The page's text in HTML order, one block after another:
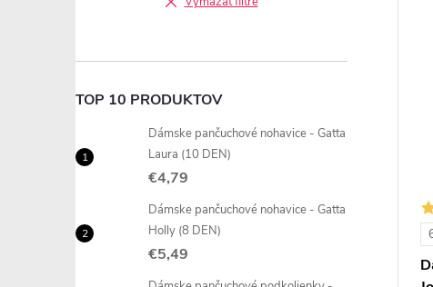
TOP 10 PRODUKTOV
Dámske pančuchové nohavice - Gatta
Laura (10 DEN)
€4,79
Dámske pančuchové nohavice - Gatta
Holly (8 DEN)
€5,49